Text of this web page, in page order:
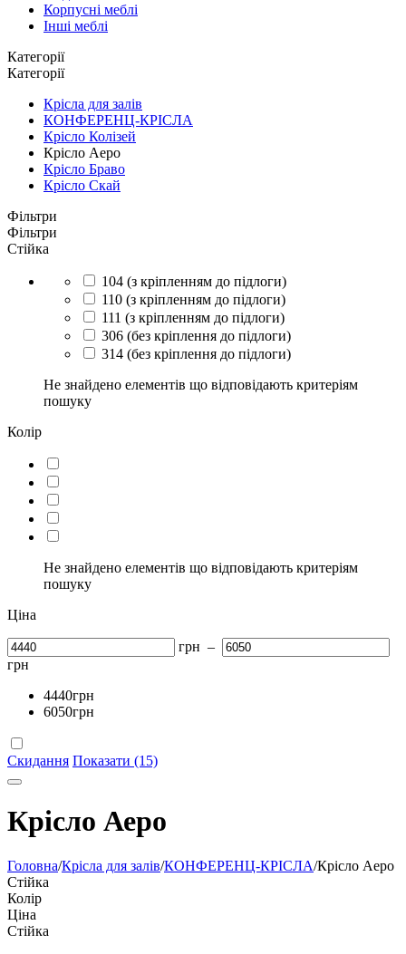
Корпусні меблі
Інші меблі
Категорії
Категорії
Крісла для залів
КОНФЕРЕНЦ-КРІСЛА
Крісло Колізей
Крісло Аеро
Крісло Браво
Крісло Скай
Фільтри
Фільтри
Стійка
104 (з кріпленням до підлоги)
110 (з кріпленням до підлоги)
111 (з кріпленням до підлоги)
306 (без кріплення до підлоги)
314 (без кріплення до підлоги)
Не знайдено елементів що відповідають критеріям
пошуку
Колір
Не знайдено елементів що відповідають критеріям
пошуку
Ціна
грн –
грн
4440грн
6050грн
Скидання Показати (15)
Крісло Аеро
Головна/Крісла для залів/КОНФЕРЕНЦ-КРІСЛА/Крісло Аеро
Стійка
Колір
Ціна
Стійка